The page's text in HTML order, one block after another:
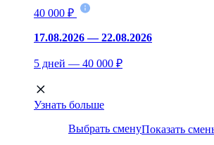
40 000 ₽
17.08.2026 — 22.08.2026
5 дней — 40 000 ₽
Узнать больше
Выбрать сменуПоказать